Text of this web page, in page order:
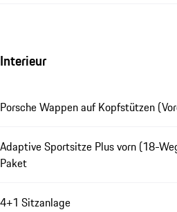
Interieur
Porsche Wappen auf Kopfstützen
Adaptive Sportsitze Plus vorn (18-
Paket
4+1 Sitzanlage